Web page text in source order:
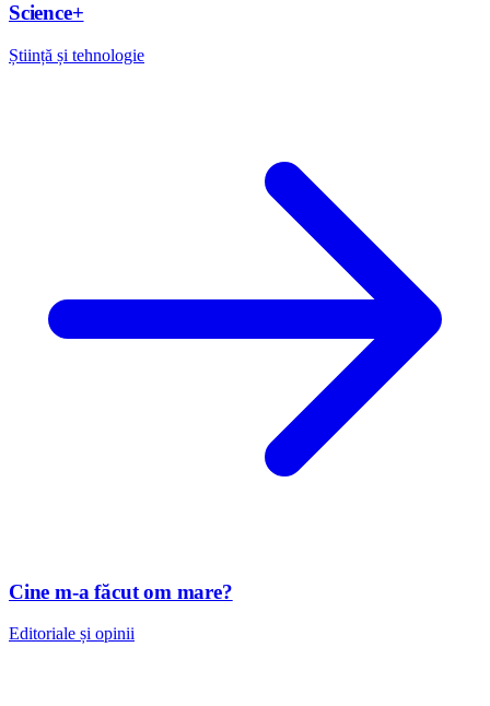
Science+
Știință și tehnologie
Cine m-a făcut om mare?
Editoriale și opinii